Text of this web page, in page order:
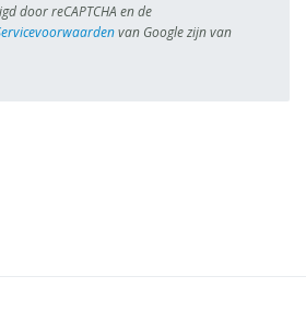
door reCAPTCHA en de
van Google zijn van